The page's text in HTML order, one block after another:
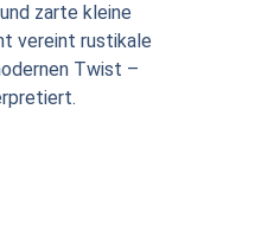
zarte kleine
vereint rustikale
Twist –